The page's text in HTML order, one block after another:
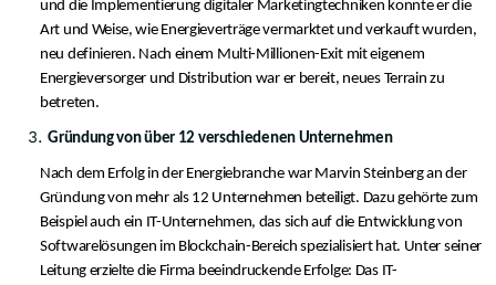
und die Implementierung digitaler Marketingtechniken konnte er die
Art und Weise, wie Energieverträge vermarktet und verkauft wurden,
neu definieren​. Nach einem Multi-Millionen-Exit mit eigenem
Energieversorger und Distribution war er bereit, neues Terrain zu
betreten.
Gründung von über 12 verschiedenen Unternehmen
Nach dem Erfolg in der Energiebranche war Marvin Steinberg an der
Gründung von mehr als 12 Unternehmen beteiligt. Dazu gehörte zum
Beispiel auch ein IT-Unternehmen, das sich auf die Entwicklung von
Softwarelösungen im Blockchain-Bereich spezialisiert hat. Unter seiner
Leitung erzielte die Firma beeindruckende Erfolge: Das IT-